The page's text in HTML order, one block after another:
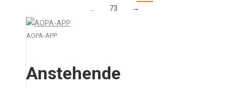
…
73 →
AOPA-APP
Anstehende